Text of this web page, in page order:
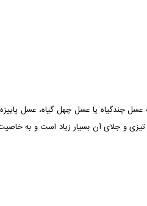
چندگیاه یا عسل چهل گیاه، عسل
و جلای آن بسیار زیاد است و به